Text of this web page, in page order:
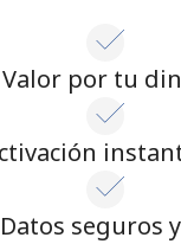
Valor por tu
Datos seguros